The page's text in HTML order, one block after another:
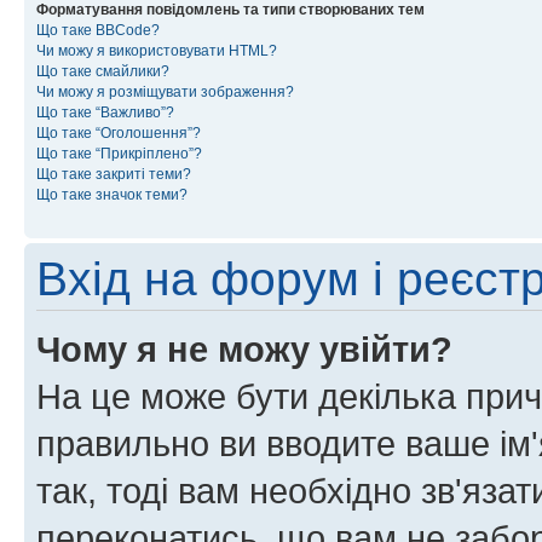
Форматування повідомлень та типи створюваних тем
Що таке BBCode?
Чи можу я використовувати HTML?
Що таке смайлики?
Чи можу я розміщувати зображення?
Що таке “Важливо”?
Що таке “Оголошення”?
Що таке “Прикріплено”?
Що таке закриті теми?
Що таке значок теми?
Вхід на форум і
Чому я не можу увійти?
На це може бути декілька
правильно ви вводите ваше
так, тоді вам необхідно